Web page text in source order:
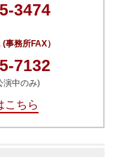
3474
務所FAX）
7132
中のみ)
こちら